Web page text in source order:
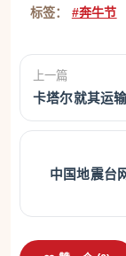
标签： #奔牛节
上一篇
卡塔尔就其运
中国地震台